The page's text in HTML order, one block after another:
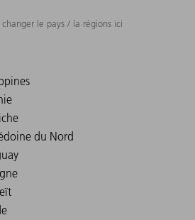
changer le pays / la régions ici